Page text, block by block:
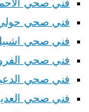
فني صحي
فني صحي
فني صحي
فني صحي
فني صحي
فني صحي